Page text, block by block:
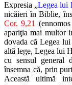
Expresia „Legea lui
nicăieri în Biblie,
Cor. 9,21
apariţia mai multor
dovada că Legea
altă lege, Legea lui
cu sensul general
însemna că, prin
Această ultimă